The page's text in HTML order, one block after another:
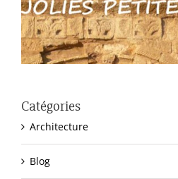
Catégories
Architecture
Blog